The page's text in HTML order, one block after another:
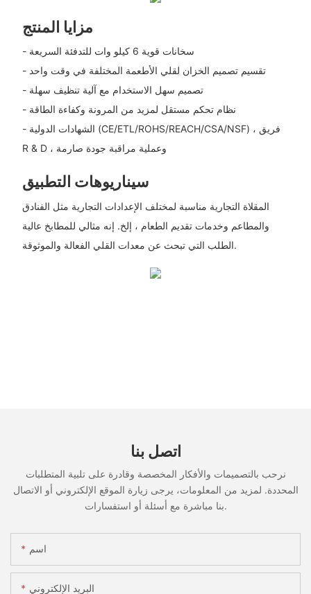
مزايا المنتج
- سخانات قوية 6 كيلو وات للتدفئة السريعة
- تقسيم تصميم الخزان لقلي الأطعمة المختلفة في وقت واحد
- تصميم سهل الاستخدام مع آلية تنظيف سهلة
- نظام تحكم مستقل لمزيد من المرونة وكفاءة الطاقة
- الشهادات الدولية (CE/ETL/ROHS/REACH/CSA/NSF) ، فريق
R & D ، وعملية مراقبة جودة صارمة
سيناريوهات التطبيق
المقلاة التجارية مناسبة لمختلف الإعدادات التجارية مثل الفنادق
والمطاعم وخدمات تقديم الطعام ، إلخ. إنه مثالي للمطابخ عالية
الطلب التي تبحث عن معدات القلي الفعالة والموثوقة.
اتصل بنا
نرحب بالتصميمات والأفكار المخصصة وقادرة على تلبية المتطلبات
المحددة. لمزيد من المعلومات، يرجى زيارة الموقع الإلكتروني أو الاتصال
بنا مباشرة مع أسئلة أو استفسارات.
اسم
البريد الإلكتروني